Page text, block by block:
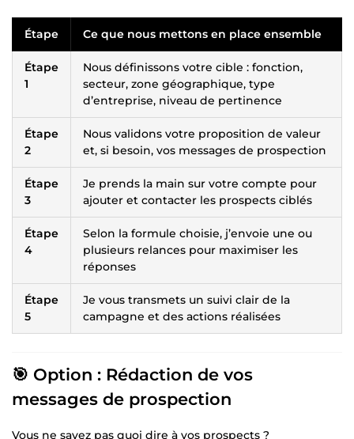
Étape Ce que nous mettons en place ensemble
Étape
1
Nous définissons votre cible : fonction,
secteur, zone géographique, type
d’entreprise, niveau de pertinence
Étape
2
Nous validons votre proposition de valeur
et, si besoin, vos messages de prospection
Étape
3
Je prends la main sur votre compte pour
ajouter et contacter les prospects ciblés
Étape
4
Selon la formule choisie, j’envoie une ou
plusieurs relances pour maximiser les
réponses
Étape
5
Je vous transmets un suivi clair de la
campagne et des actions réalisées
🎯 Option : Rédaction de vos
messages de prospection
Vous ne savez pas quoi dire à vos prospects ?